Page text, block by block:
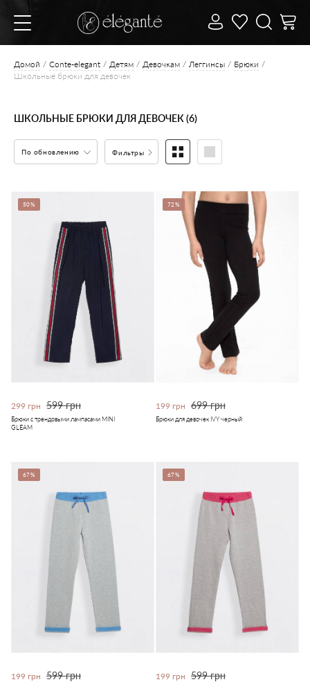
Домой Conte-elegant Детям Девочкам Леггинсы
Брюки
Школьные брюки для девочек
ШКОЛЬНЫЕ БРЮКИ ДЛЯ ДЕВОЧЕК (6)
По обновлению Фильтры
50%
299 грн 599 грн
Брюки c трендовыми лампасами MINI
GLEAM
72%
199 грн 699 грн
Брюки для девочек IVY черный
67%
199 грн 599 грн
67%
199 грн 599 грн